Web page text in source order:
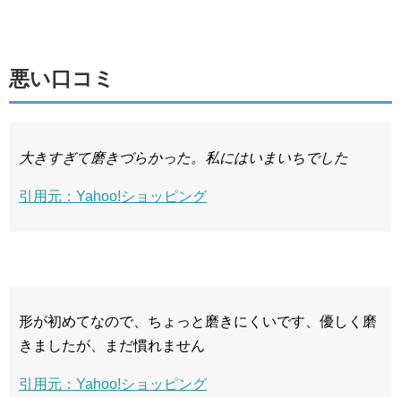
悪い口コミ
大きすぎて磨きづらかった。私にはいまいちでした
引用元：Yahoo!ショッピング
形が初めてなので、ちょっと磨きにくいです、優しく磨
きましたが、まだ慣れません
引用元：Yahoo!ショッピング